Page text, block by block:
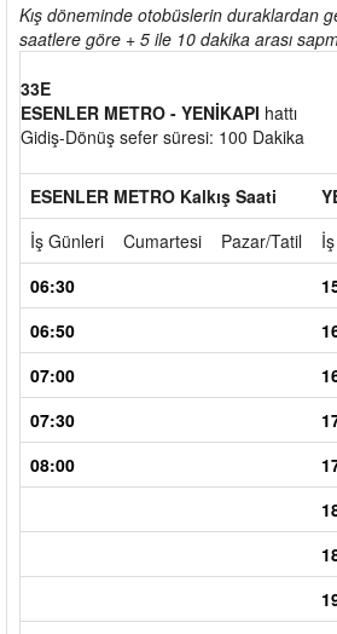
Kış döneminde otobüslerin duraklardan
saatlere göre + 5 ile 10 dakika arası
33E
ESENLER METRO - YENİKAPI hattı
Gidiş-Dönüş sefer süresi: 100 Dakika
ESENLER METRO Kalkış Saati
İş Günleri
Cumartesi Pazar/Tatil
06:30
06:50
07:00
07:30
08:00